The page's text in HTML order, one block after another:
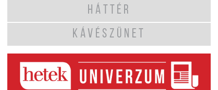
HÁTTÉR
KÁVÉSZÜNET